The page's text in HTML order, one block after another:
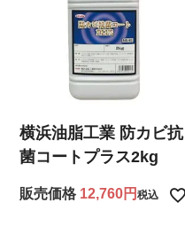
横浜油脂工業 防カビ抗
菌コートプラス2kg
販売価格 12,760 税込